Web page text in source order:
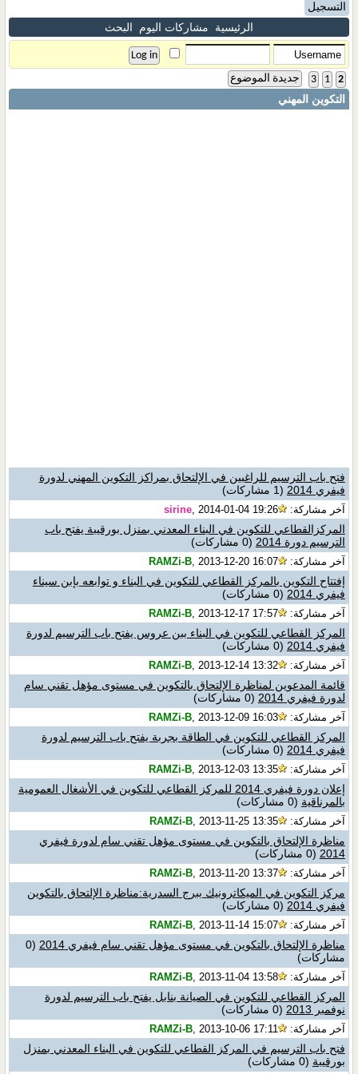
التسجيل
الرئيسية
مشاركات اليوم البحث
1 2
3 جديدة الموضوع
التكوين المهني
فتح باب الترسيم للراغبين في الإلتحاق بمراكز التكوين المهني لدورة
فيفري 2014
(1 مشاركات)
آخر مشاركة: sirine, 2014-01-04 19:26
المركزالقطاعي للتكوين في البناء المعدني بمنزل بورقيبة يفتح باب
الترسيم دورة 2014
(0 مشاركات)
آخر مشاركة: RAMZi-B, 2013-12-20 16:07
إفتتاح التكوين بالمركز القطاعي للتكوين في البناء و توابعه بإبن سيناء
فيفري 2014
(0 مشاركات)
آخر مشاركة: RAMZi-B, 2013-12-17 17:57
المركز القطاعي للتكوين في البناء ببن عروس يفتح باب الترسيم لدورة
فيفري 2014
(0 مشاركات)
آخر مشاركة: RAMZi-B, 2013-12-14 13:32
قائمة المدعوين لمناظرة الإلتحاق بالتكوين في مستوى مؤهل تقني سام
لدورة فيفري 2014
(0 مشاركات)
آخر مشاركة: RAMZi-B, 2013-12-09 16:03
المركز القطاعي للتكوين في الطاقة بجربة يفتح باب الترسيم لدورة
فيفري 2014
(0 مشاركات)
آخر مشاركة: RAMZi-B, 2013-12-03 13:35
إعلان دورة فيفري 2014 للمركز القطاعي للتكوين في الأشغال العمومية
بالمرناقية (0 مشاركات)
آخر مشاركة: RAMZi-B, 2013-11-25 13:35
مناظرة الإلتحاق بالتكوين في مستوى مؤهل تقني سام لدورة فيفري
2014 (0 مشاركات)
آخر مشاركة: RAMZi-B, 2013-11-20 13:37
مركز التكوين في الميكاترونيك ببرج السدرية:مناظرة الإلتحاق بالتكوين
فيفري 2014
(0 مشاركات)
آخر مشاركة: RAMZi-B, 2013-11-14 15:07
مناظرة الإلتحاق بالتكوين في مستوى مؤهل تقني سام فيفري 2014
(0
مشاركات)
آخر مشاركة: RAMZi-B, 2013-11-04 13:58
المركز القطاعي للتكوين في الصيانة بنابل يفتح باب الترسيم لدورة
نوفمبر 2013
(0 مشاركات)
آخر مشاركة: RAMZi-B, 2013-10-06 17:11
فتح باب الترسيم في المركز القطاعي للتكوين في البناء المعدني بمنزل
بورقيبة (0 مشاركات)